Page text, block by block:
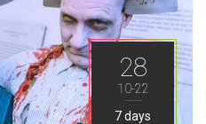
28
10-22
7 days